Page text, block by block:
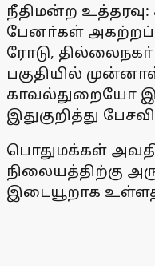
நீதிமன்ற
பேனா்கள்
ரோடு,
பகுதியில்
காவல்துறையோ
இதுகுறித்து
பொதுமக்கள்
நிலையத்திற்கு
இடையூறாக